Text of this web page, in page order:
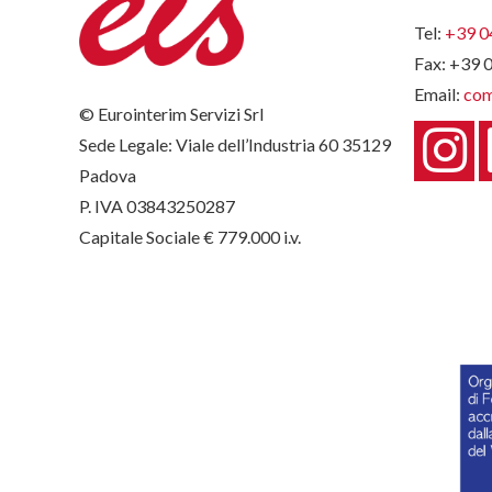
© Eurointerim Servizi Srl
Sede Legale: Viale dell’Industria 60 35129
Padova
P. IVA 03843250287
Capitale Sociale € 779.000 i.v.
Tel: +39
Fax: +39
Email: